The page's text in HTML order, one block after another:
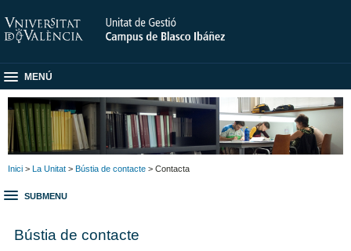
MENÚ
Inici > La Unitat > Bústia de contacte > Contacta
SUBMENU
Bústia de contacte